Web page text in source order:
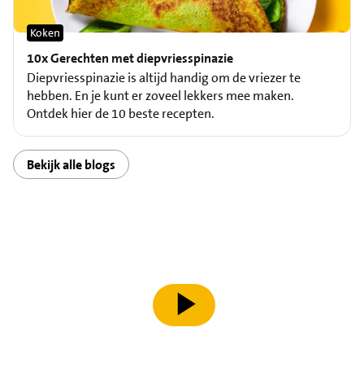
10x Gerechten met diepvriesspinazie
Koken
Diepvriesspinazie is altijd handig om de vriezer te
hebben. En je kunt er zoveel lekkers mee maken.
Ontdek hier de 10 beste recepten.
Bekijk alle blogs
speel video af